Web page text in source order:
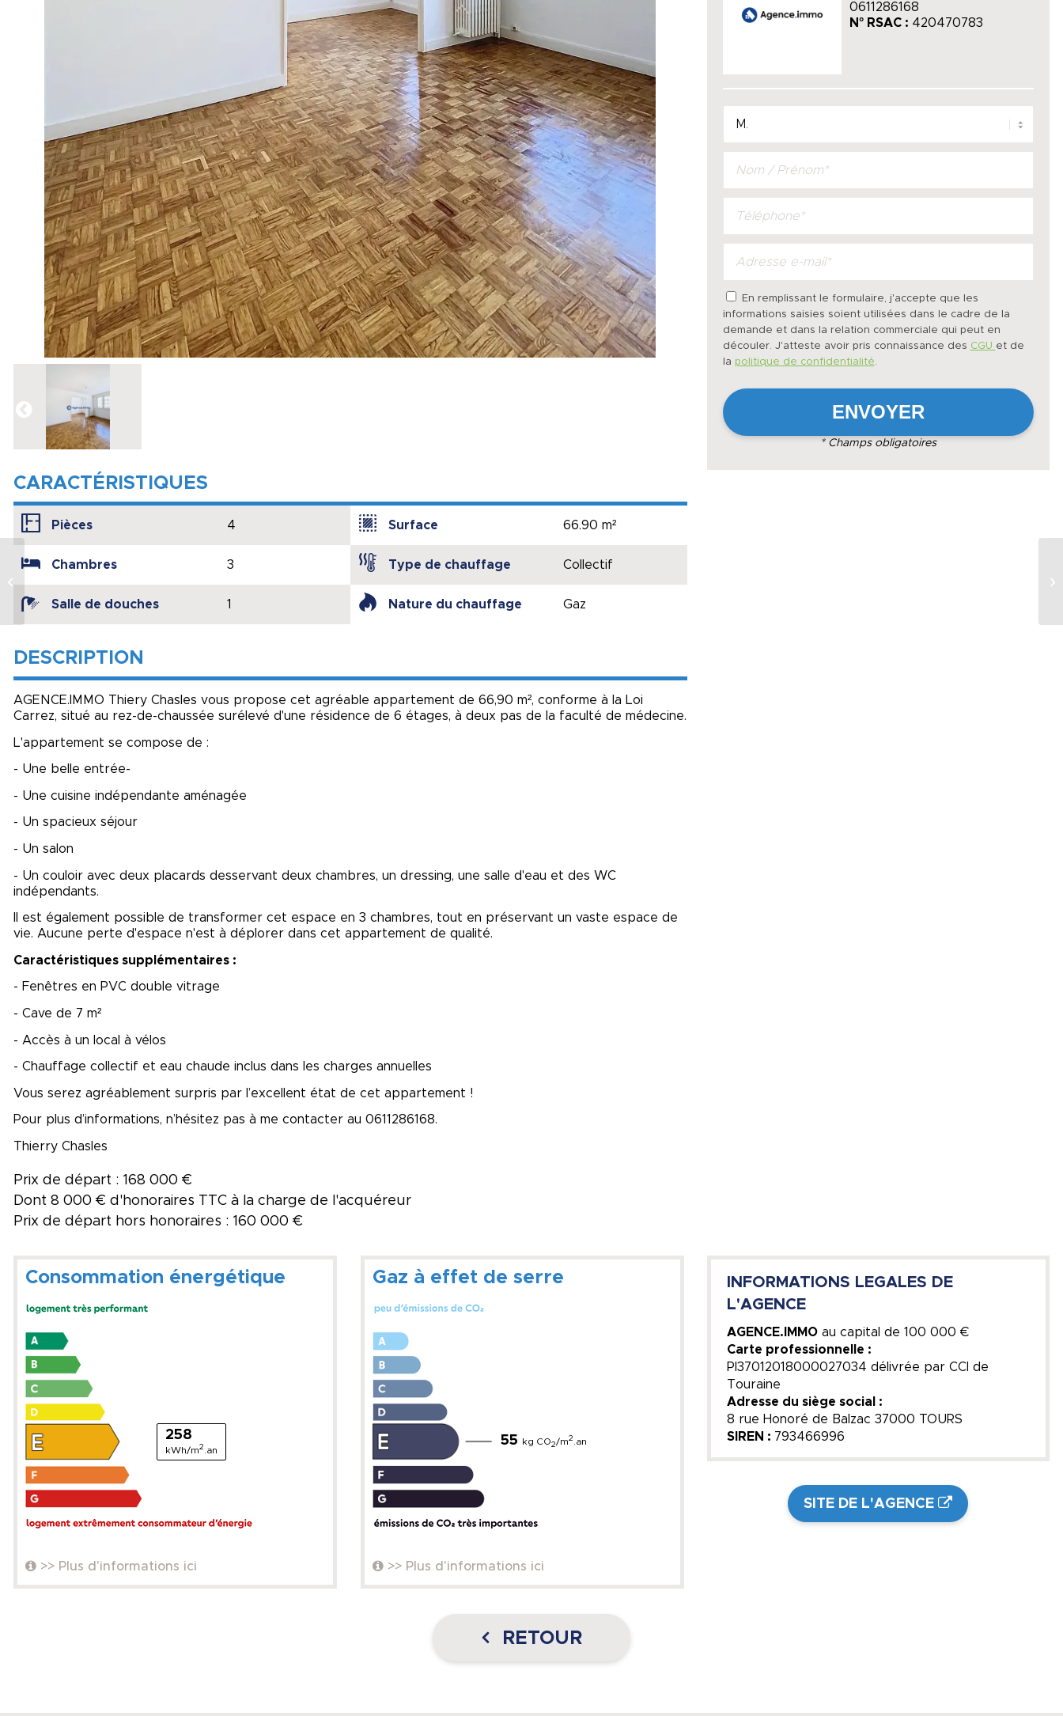
CARACTÉRISTIQUES
Pièces 4
Chambres 3
Salle de douches 1
Surface 66.90 m²
Type de chauffage Collectif
Nature du chauffage Gaz
DESCRIPTION
AGENCE.IMMO Thiery Chasles vous propose cet agréable appartement de 66,90 m², conforme à la Loi
Carrez, situé au rez-de-chaussée surélevé d'une résidence de 6 étages, à deux pas de la faculté de médecine.
L'appartement se compose de :
- Une belle entrée-
- Une cuisine indépendante aménagée
- Un spacieux séjour
- Un salon
- Un couloir avec deux placards desservant deux chambres, un dressing, une salle d'eau et des WC
indépendants.
Il est également possible de transformer cet espace en 3 chambres, tout en préservant un vaste espace de
vie. Aucune perte d'espace n'est à déplorer dans cet appartement de qualité.
Caractéristiques supplémentaires :
- Fenêtres en PVC double vitrage
- Cave de 7 m²
- Accès à un local à vélos
- Chauffage collectif et eau chaude inclus dans les charges annuelles
Vous serez agréablement surpris par l’excellent état de cet appartement !
Pour plus d’informations, n’hésitez pas à me contacter au 0611286168.
Thierry Chasles
Prix de départ : 168 000 €
Dont 8 000 € d'honoraires TTC à la charge de l'acquéreur
Prix de départ hors honoraires : 160 000 €
0611286168
N° RSAC : 420470783
En remplissant le formulaire, j'accepte que les
informations saisies soient utilisées dans le cadre de la
demande et dans la relation commerciale qui peut en
découler. J'atteste avoir pris connaissance des CGU et de
la politique de confidentialité.
* Champs obligatoires
Consommation énergétique
258
kWh/m2 .an
>> Plus d'informations ici
Gaz à effet de serre
55 kg CO2/m2 .an
>> Plus d'informations ici
INFORMATIONS LEGALES DE
L'AGENCE
AGENCE.IMMOau capital de 100 000 €
Carte professionnelle :
PI37012018000027034 délivrée par CCI de
Touraine
Adresse du siège social :
8 rue Honoré de Balzac 37000 TOURS
SIREN : 793466996
SITE DE L'AGENCE
RETOUR
Maison traditionnelle
9000 M2 cons...